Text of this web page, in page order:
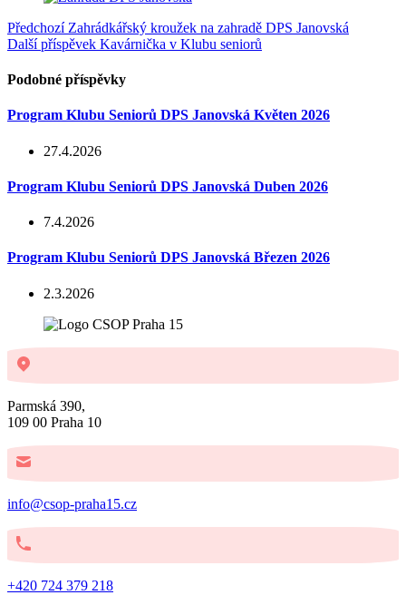
Předchozí Zahrádkářský kroužek na zahradě DPS Janovská
Další příspěvek Kavárnička v Klubu seniorů
Podobné příspěvky
Program Klubu Seniorů DPS Janovská Květen 2026
27.4.2026
Program Klubu Seniorů DPS Janovská Duben 2026
7.4.2026
Program Klubu Seniorů DPS Janovská Březen 2026
2.3.2026
Parmská 390,
109 00 Praha 10
info@csop-praha15.cz
+420 724 379 218